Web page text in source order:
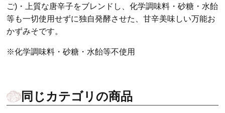
ご)・上質な唐辛子をブレンドし、化学調味料・砂糖・水飴
等も一切使用せずに独自発酵させた、甘辛美味しい万能お
かずみそです。
※化学調味料・砂糖・水飴等不使用
同じカテゴリの商品